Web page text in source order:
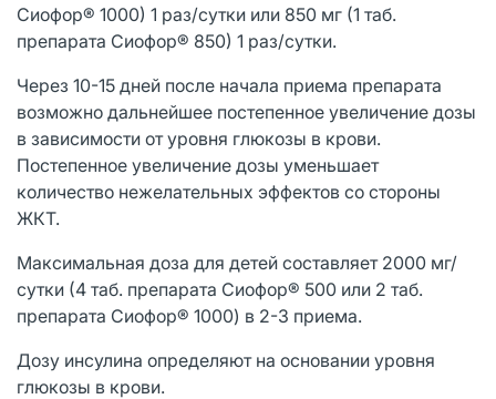
Сиофор® 1000) 1 раз/сутки или 850 мг (1 таб.
препарата Сиофор® 850) 1 раз/сутки.
Через 10-15 дней после начала приема препарата
возможно дальнейшее постепенное увеличение дозы
в зависимости от уровня глюкозы в крови.
Постепенное увеличение дозы уменьшает
количество нежелательных эффектов со стороны
ЖКТ.
Максимальная доза для детей составляет 2000 мг/
сутки (4 таб. препарата Сиофор® 500 или 2 таб.
препарата Сиофор® 1000) в 2-3 приема.
Дозу инсулина определяют на основании уровня
глюкозы в крови.